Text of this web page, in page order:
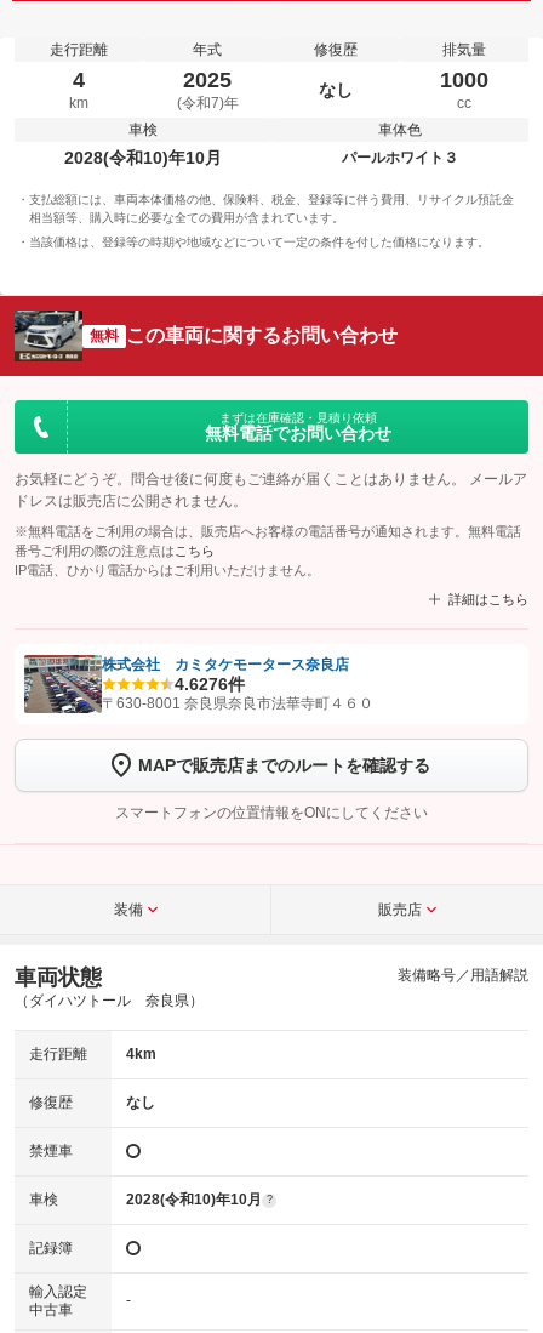
走行距離
4
km
年式
2025
(令和7)年
修復歴
なし
排気量
1000
cc
車検
2028(令和10)年10月
車体色
パールホワイト３
支払総額には、車両本体価格の他、保険料、税金、登録等に伴う費用、リサイクル預託金
相当額等、購入時に必要な全ての費用が含まれています。
当該価格は、登録等の時期や地域などについて一定の条件を付した価格になります。
無料 この車両に関するお問い合わせ
まずは在庫確認・見積り依頼
無料電話でお問い合わせ
お気軽にどうぞ。問合せ後に何度もご連絡が届くことはありません。 メールア
ドレスは販売店に公開されません。
※無料電話をご利用の場合は、販売店へお客様の電話番号が通知されます。無料電話
番号ご利用の際の注意点は こちら
IP電話、ひかり電話からはご利用いただけません。
詳細はこちら
【STEP1】認証画面でグーネットを友だち追加してから「許可する」ボタンを押
トーク画面で
ボタンをタップして問い合わせを
完了してください。
こちら
株式会社 カミタケモータース奈良店
4.6276件
〒630-8001 奈良県奈良市法華寺町４６０
MAPで販売店までのルートを確認する
スマートフォンの位置情報をONにしてください
装備 販売店
車両状態
（ダイハツトール 奈良県）
装備略号／用語解説
走行距離 4km
修復歴 なし
禁煙車
車検 2028(令和10)年10月 ?
記録簿
輸入認定
中古車
-